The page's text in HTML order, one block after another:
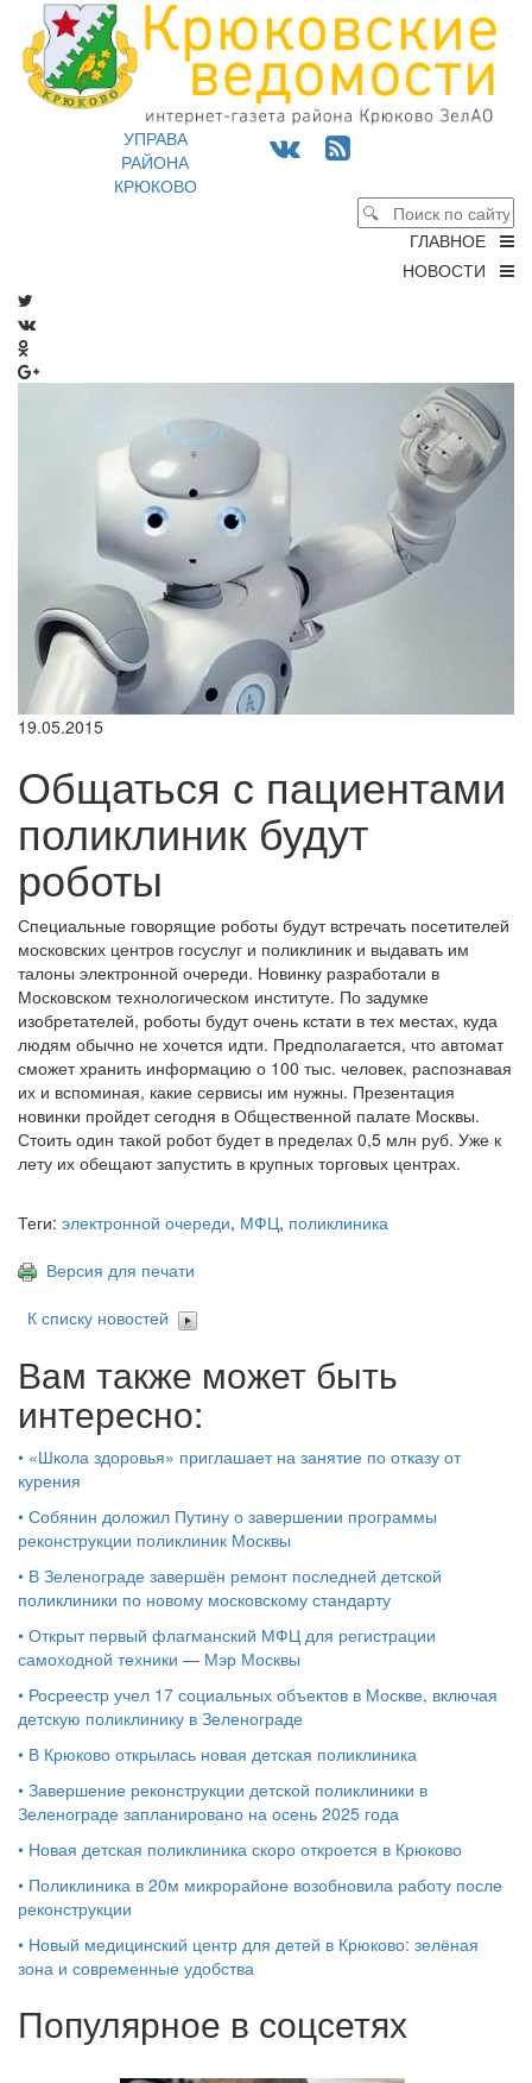
УПРАВА
РАЙОНА
КРЮКОВО
ГЛАВНОЕ
НОВОСТИ
19.05.2015
Общаться с пациентами
поликлиник будут
роботы
Специальные говорящие роботы будут встречать посетителей
московских центров госуслуг и поликлиник и выдавать им
талоны электронной очереди. Новинку разработали в
Московском технологическом институте. По задумке
изобретателей, роботы будут очень кстати в тех местах, куда
людям обычно не хочется идти. Предполагается, что автомат
сможет хранить информацию о 100 тыс. человек, распознавая
их и вспоминая, какие сервисы им нужны. Презентация
новинки пройдет сегодня в Общественной палате Москвы.
Стоить один такой робот будет в пределах 0,5 млн руб. Уже к
лету их обещают запустить в крупных торговых центрах.
Теги: электронной очереди, МФЦ, поликлиника
Версия для печати
К списку новостей
Вам также может быть
интересно:
• «Школа здоровья» приглашает на занятие по отказу от
курения
• Собянин доложил Путину о завершении программы
реконструкции поликлиник Москвы
• В Зеленограде завершён ремонт последней детской
поликлиники по новому московскому стандарту
• Открыт первый флагманский МФЦ для регистрации
самоходной техники — Мэр Москвы
• Росреестр учел 17 социальных объектов в Москве, включая
детскую поликлинику в Зеленограде
• В Крюково открылась новая детская поликлиника
• Завершение реконструкции детской поликлиники в
Зеленограде запланировано на осень 2025 года
• Новая детская поликлиника скоро откроется в Крюково
• Поликлиника в 20м микрорайоне возобновила работу после
реконструкции
• Новый медицинский центр для детей в Крюково: зелёная
зона и современные удобства
Популярное в соцсетях